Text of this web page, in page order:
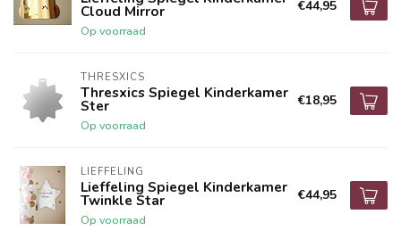
Cloud Mirror
Op voorraad
€44,95
THRESXICS
Thresxics Spiegel Kinderkamer
Ster
Op voorraad
€18,95
LIEFFELING
Lieffeling Spiegel Kinderkamer
Twinkle Star
Op voorraad
€44,95